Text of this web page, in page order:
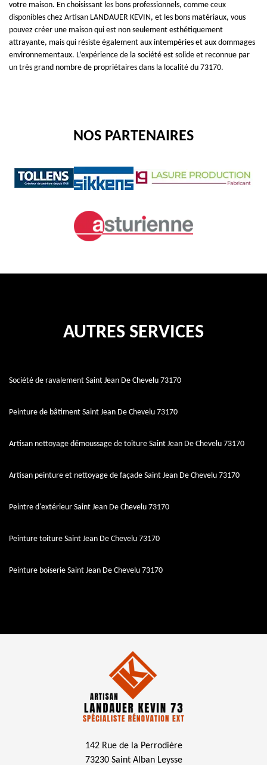
votre maison. En choisissant les bons professionnels, comme ceux
disponibles chez Artisan LANDAUER KEVIN, et les bons matériaux, vous
pouvez créer une maison qui est non seulement esthétiquement
attrayante, mais qui résiste également aux intempéries et aux dommages
environnementaux. L’expérience de la société est solide et reconnue par
un très grand nombre de propriétaires dans la localité du 73170.
NOS PARTENAIRES
AUTRES SERVICES
Société de ravalement Saint Jean De Chevelu 73170
Peinture de bâtiment Saint Jean De Chevelu 73170
Artisan nettoyage démoussage de toiture Saint Jean De Chevelu 73170
Artisan peinture et nettoyage de façade Saint Jean De Chevelu 73170
Peintre d'extérieur Saint Jean De Chevelu 73170
Peinture toiture Saint Jean De Chevelu 73170
Peinture boiserie Saint Jean De Chevelu 73170
142 Rue de la Perrodière
73230 Saint Alban Leysse